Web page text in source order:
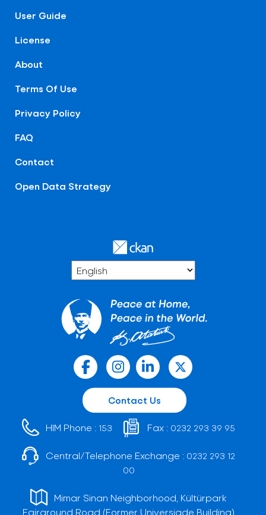
User Guide
License
About
Terms Of Use
Privacy Policy
FAQ
Contact
Open Data Strategy
Contact Us
HIM Phone : 153 Fax : 0232 293 39 95
Central/Telephone Exchange : 0232 293 12
00
Mimar Sinan Neighborhood, Kültürpark
Fairground Road (Former Universiade Building)